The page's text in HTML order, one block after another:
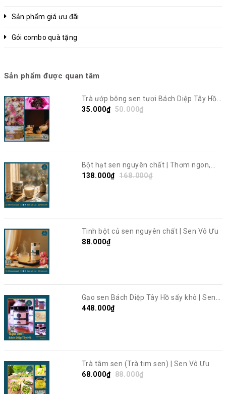
Sản phẩm giá ưu đãi
Gói combo quà tặng
Sản phẩm được quan tâm
Trà ướp bông sen tươi Bách Diệp Tây Hồ |
Sen Vô Ưu
35.000₫ 50.000₫
Bột hạt sen nguyên chất | Thơm ngon,
giàu dinh dưỡng | Sen Vô Ưu
138.000₫ 168.000₫
Tinh bột củ sen nguyên chất | Sen Vô Ưu
88.000₫
Gạo sen Bách Diệp Tây Hồ sấy khô | Sen
Vô Ưu
448.000₫
Trà tâm sen (Trà tim sen) | Sen Vô Ưu
68.000₫ 88.000₫